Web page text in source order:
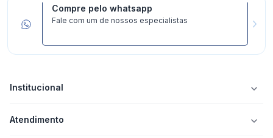
Compre pelo whatsapp
Fale com um de nossos especialistas
Institucional
Atendimento